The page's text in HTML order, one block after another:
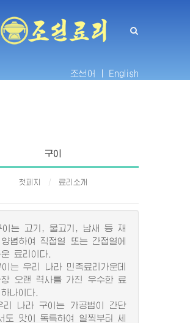
조선어 | English
구이
첫페지 료리소개
는 고기, 물고기, 남새 등 재
념하여 직접열 또는 간접열에
료리이다.
는 우리 나라 민족료리가운데
오랜 력사를 가진 우수한 료
나이다.
나라 구이는 가공법이 간단
도 맛이 독특하여 일찍부터 세